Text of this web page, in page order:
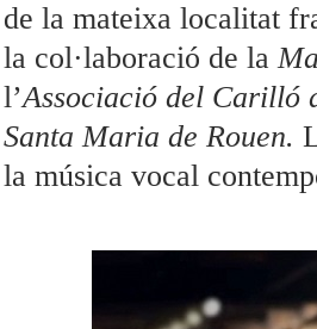
de la mateixa localitat
la col·laboració de la
l’Associació del Carilló
Santa Maria de Rouen.
la música vocal